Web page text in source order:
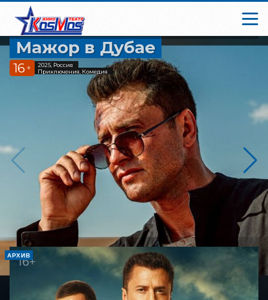
Мажор в Дубае
16 +
2025, Россия
Приключения, Комедия
АРХИВ